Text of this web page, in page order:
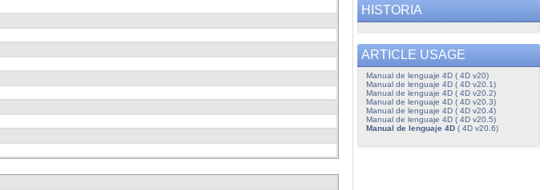
HISTORIA
ARTICLE USAGE
Manual de lenguaje 4D ( 4D v20)
Manual de lenguaje 4D ( 4D v20.1)
Manual de lenguaje 4D ( 4D v20.2)
Manual de lenguaje 4D ( 4D v20.3)
Manual de lenguaje 4D ( 4D v20.4)
Manual de lenguaje 4D ( 4D v20.5)
Manual de lenguaje 4D( 4D v20.6)